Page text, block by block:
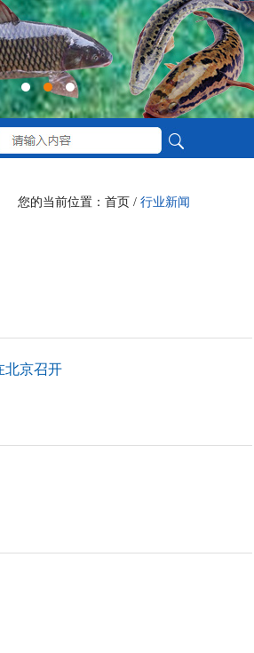
您的当前位置：首页 / 行业新闻
北京召开